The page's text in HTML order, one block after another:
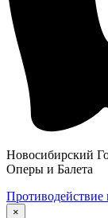
Новосибирский
Оперы и Балета
Противодействие
×